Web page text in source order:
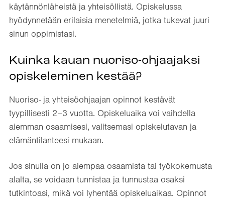
käytännönläheistä ja yhteisöllistä. Opiskelussa
hyödynnetään erilaisia menetelmiä, jotka tukevat juuri
sinun oppimistasi.
Kuinka kauan nuoriso-ohjaajaksi
opiskeleminen kestää?
Nuoriso- ja yhteisöohjaajan opinnot kestävät
tyypillisesti 2–3 vuotta. Opiskeluaika voi vaihdella
aiemman osaamisesi, valitsemasi opiskelutavan ja
elämäntilanteesi mukaan.
Jos sinulla on jo aiempaa osaamista tai työkokemusta
alalta, se voidaan tunnistaa ja tunnustaa osaksi
tutkintoasi, mikä voi lyhentää opiskeluaikaa. Opinnot